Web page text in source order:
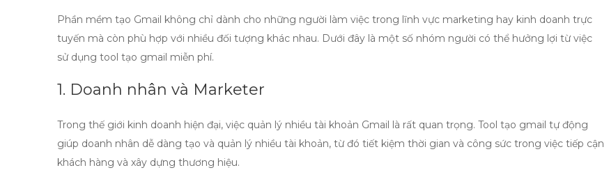
Phần mềm tạo Gmail không chỉ dành cho những người làm việc trong lĩnh vực marketing hay kinh doanh trực
tuyến mà còn phù hợp với nhiều đối tượng khác nhau. Dưới đây là một số nhóm người có thể hưởng lợi từ việc
sử dụng tool tạo gmail miễn phí.
1. Doanh nhân và Marketer
Trong thế giới kinh doanh hiện đại, việc quản lý nhiều tài khoản Gmail là rất quan trọng. Tool tạo gmail tự động
giúp doanh nhân dễ dàng tạo và quản lý nhiều tài khoản, từ đó tiết kiệm thời gian và công sức trong việc tiếp cận
khách hàng và xây dựng thương hiệu.